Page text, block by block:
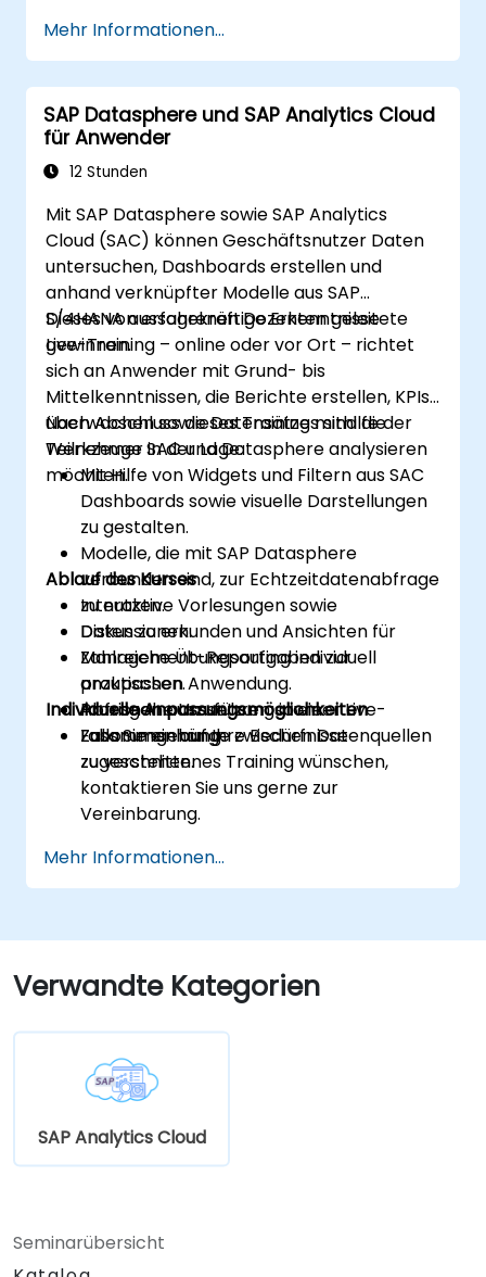
Mehr Informationen...
SAP Datasphere und SAP Analytics Cloud
für Anwender
12 Stunden
Mit SAP Datasphere sowie SAP Analytics
Cloud (SAC) können Geschäftsnutzer Daten
untersuchen, Dashboards erstellen und
anhand verknüpfter Modelle aus SAP
S/4HANA aussagekräftige Erkenntnisse
gewinnen.
Dieses von erfahrenen Dozenten geleitete
Live-Training – online oder vor Ort – richtet
sich an Anwender mit Grund- bis
Mittelkenntnissen, die Berichte erstellen, KPIs
überwachen sowie Datensätze mithilfe der
Werkzeuge SAC und Datasphere analysieren
möchten.
Nach Abschluss dieses Trainings sind die
Teilnehmer in der Lage:
Mit Hilfe von Widgets und Filtern aus SAC
Dashboards sowie visuelle Darstellungen
zu gestalten.
Modelle, die mit SAP Datasphere
verbunden sind, zur Echtzeitdatenabfrage
zu nutzen.
Daten zu erkunden und Ansichten für
Management-Reporting individuell
anzupassen.
Abfragen auszuführen sowie
Zusammenhänge zwischen Datenquellen
zu verstehen.
Ablauf des Kurses
Interaktive Vorlesungen sowie
Diskussionen.
Zahlreiche Übungsaufgaben zur
praktischen Anwendung.
Praxisnahe Umsetzung in einer Live-
Laborumgebung.
Individuelle Anpassungsmöglichkeiten
Falls Sie ein auf Ihre Bedürfnisse
zugeschnittenes Training wünschen,
kontaktieren Sie uns gerne zur
Vereinbarung.
Mehr Informationen...
Verwandte Kategorien
SAP Analytics Cloud
Seminarübersicht